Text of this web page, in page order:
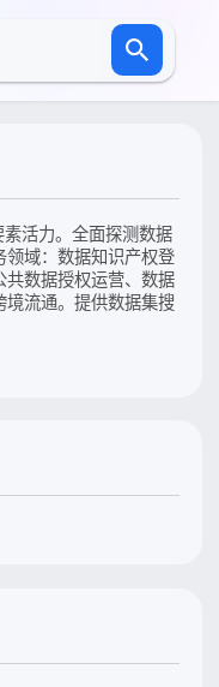
活力。全面探测数据
领域：数据知识产权登
共数据授权运营、数据
流通。提供数据集搜